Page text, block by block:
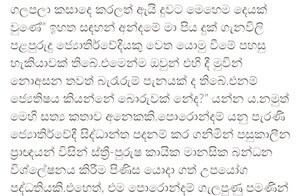
ගලපලා කසාදෙ කරලත් ඇයි දුවට මෙහෙම දෙයක්
වුණේ” ඉහත සඳහන් අන්දමේ මා පිය දුක් ගැනවිලි
පළපුරුදු ජ්‍යොතිර්වේදියකු වෙත යොමු වීමේ පහසු
හැකියාවක් තිබේ.එමෙන්ම ඔවුන් එහි දී මුවින්
නොඅසන තවත් බැරෑරුම් පැනයක් ද තිබේ.එනම්
ජ්‍යෙතිෂය කියන්නේ බොරුවක් නේද?” යන්න ය.නමුත්
මෙහි සත්‍ය කතාව අනෙකකි.පොරොන්දම් යනු පැරණි
ජ්‍යොතිර්වේදී සිද්ධාන්ත පදනම් කර ගනිමින් පසුකාලීන
ප්‍රාඥයන් විසින් ස්ත්‍රී-පුරුෂ කායික මානසික බන්ධන
විශ්ලේෂනය කිරීම පිණිස යොදා ගත් උපයෝග
පද්ධතියකි.එහෙත්, එම පොරොන්දම් ගැලපුණු පමණින්